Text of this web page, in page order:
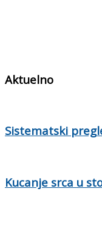
Aktuelno
Sistematski
Kucanje srca u